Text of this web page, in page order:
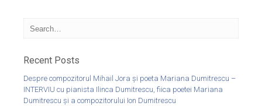
Recent Posts
Despre compozitorul Mihail Jora și poeta Mariana Dumitrescu –
INTERVIU cu pianista Ilinca Dumitrescu, fiica poetei Mariana
Dumitrescu și a compozitorului Ion Dumitrescu